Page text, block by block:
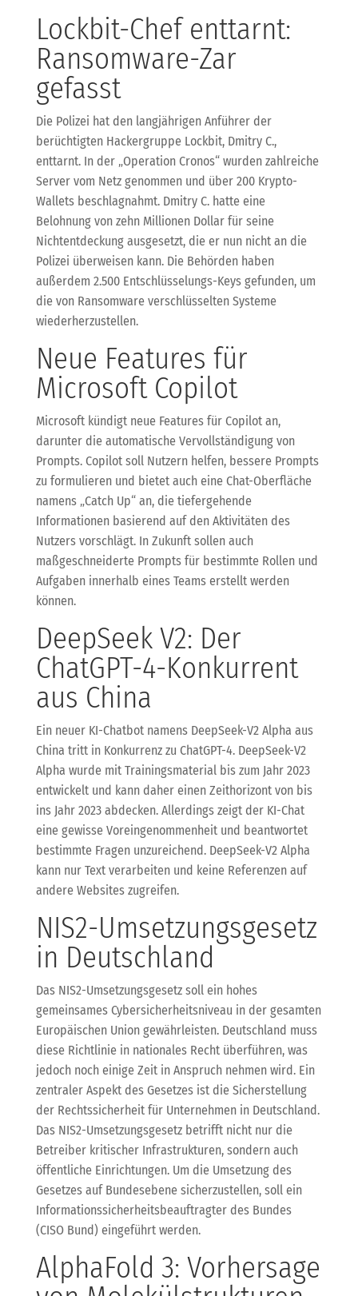
Lockbit-Chef enttarnt:
Ransomware-Zar
gefasst
Die Polizei hat den langjährigen Anführer der
berüchtigten Hackergruppe Lockbit, Dmitry C.,
enttarnt. In der „Operation Cronos“ wurden zahlreiche
Server vom Netz genommen und über 200 Krypto-
Wallets beschlagnahmt. Dmitry C. hatte eine
Belohnung von zehn Millionen Dollar für seine
Nichtentdeckung ausgesetzt, die er nun nicht an die
Polizei überweisen kann. Die Behörden haben
außerdem 2.500 Entschlüsselungs-Keys gefunden, um
die von Ransomware verschlüsselten Systeme
wiederherzustellen.
Neue Features für
Microsoft Copilot
Microsoft kündigt neue Features für Copilot an,
darunter die automatische Vervollständigung von
Prompts. Copilot soll Nutzern helfen, bessere Prompts
zu formulieren und bietet auch eine Chat-Oberfläche
namens „Catch Up“ an, die tiefergehende
Informationen basierend auf den Aktivitäten des
Nutzers vorschlägt. In Zukunft sollen auch
maßgeschneiderte Prompts für bestimmte Rollen und
Aufgaben innerhalb eines Teams erstellt werden
können.
DeepSeek V2: Der
ChatGPT-4-Konkurrent
aus China
Ein neuer KI-Chatbot namens DeepSeek-V2 Alpha aus
China tritt in Konkurrenz zu ChatGPT-4. DeepSeek-V2
Alpha wurde mit Trainingsmaterial bis zum Jahr 2023
entwickelt und kann daher einen Zeithorizont von bis
ins Jahr 2023 abdecken. Allerdings zeigt der KI-Chat
eine gewisse Voreingenommenheit und beantwortet
bestimmte Fragen unzureichend. DeepSeek-V2 Alpha
kann nur Text verarbeiten und keine Referenzen auf
andere Websites zugreifen.
NIS2-Umsetzungsgesetz
in Deutschland
Das NIS2-Umsetzungsgesetz soll ein hohes
gemeinsames Cybersicherheitsniveau in der gesamten
Europäischen Union gewährleisten. Deutschland muss
diese Richtlinie in nationales Recht überführen, was
jedoch noch einige Zeit in Anspruch nehmen wird. Ein
zentraler Aspekt des Gesetzes ist die Sicherstellung
der Rechtssicherheit für Unternehmen in Deutschland.
Das NIS2-Umsetzungsgesetz betrifft nicht nur die
Betreiber kritischer Infrastrukturen, sondern auch
öffentliche Einrichtungen. Um die Umsetzung des
Gesetzes auf Bundesebene sicherzustellen, soll ein
Informationssicherheitsbeauftragter des Bundes
(CISO Bund) eingeführt werden.
AlphaFold 3: Vorhersage